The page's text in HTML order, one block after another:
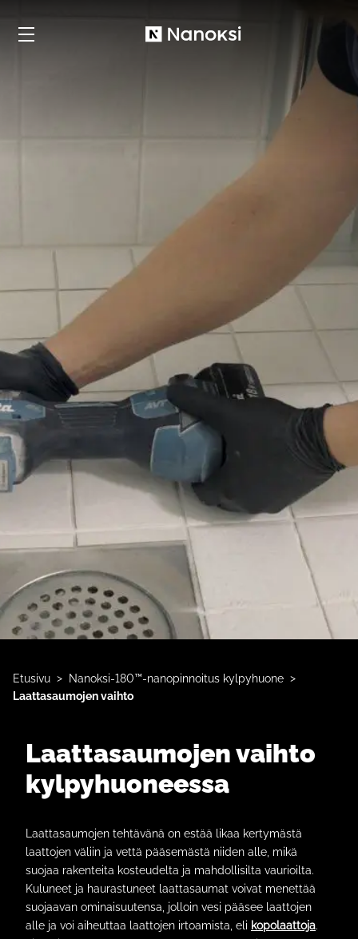
Etusivu > Nanoksi-180™-nanopinnoitus kylpyhuone >
Laattasaumojen vaihto
Laattasaumojen vaihto
kylpyhuoneessa
Laattasaumojen tehtävänä on estää likaa kertymästä
laattojen väliin ja vettä pääsemästä niiden alle, mikä
suojaa rakenteita kosteudelta ja mahdollisilta vaurioilta.
Kuluneet ja haurastuneet laattasaumat voivat menettää
suojaavan ominaisuutensa, jolloin vesi pääsee laattojen
alle ja voi aiheuttaa laattojen irtoamista, eli kopolaattoja.